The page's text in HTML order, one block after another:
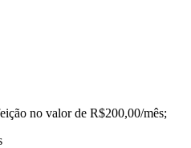
no valor de R$200,00/mês;